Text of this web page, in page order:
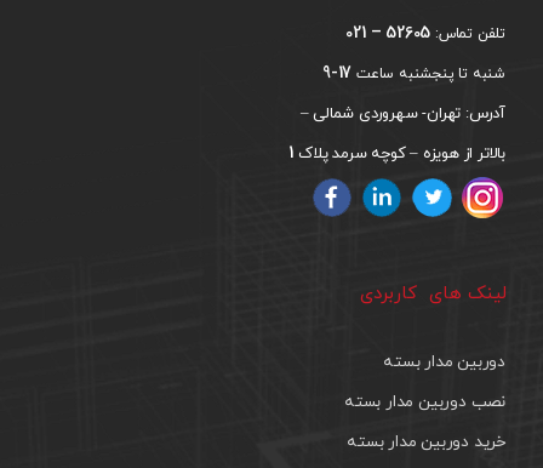
تلفن تماس: 52605 – 021
شنبه تا پنجشنبه ساعت 17-9
آدرس: تهران- سهروردی شمالی –
بالاتر از هویزه – کوچه سرمد پلاک 1
لینک های کاربردی
دوربین مدار بسته
نصب دوربین مدار بسته
خرید دوربین مدار بسته